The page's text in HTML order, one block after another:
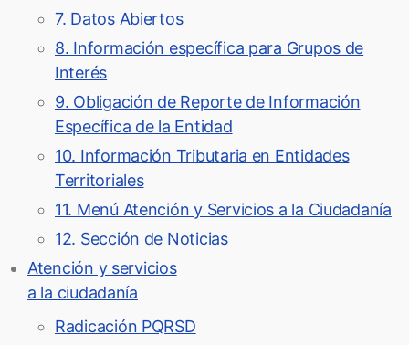
7. Datos Abiertos
8. Información específica para Grupos de
Interés
9. Obligación de Reporte de Información
Específica de la Entidad
10. Información Tributaria en Entidades
Territoriales
11. Menú Atención y Servicios a la Ciudadanía
12. Sección de Noticias
Atención y servicios
a la ciudadanía
Radicación PQRSD